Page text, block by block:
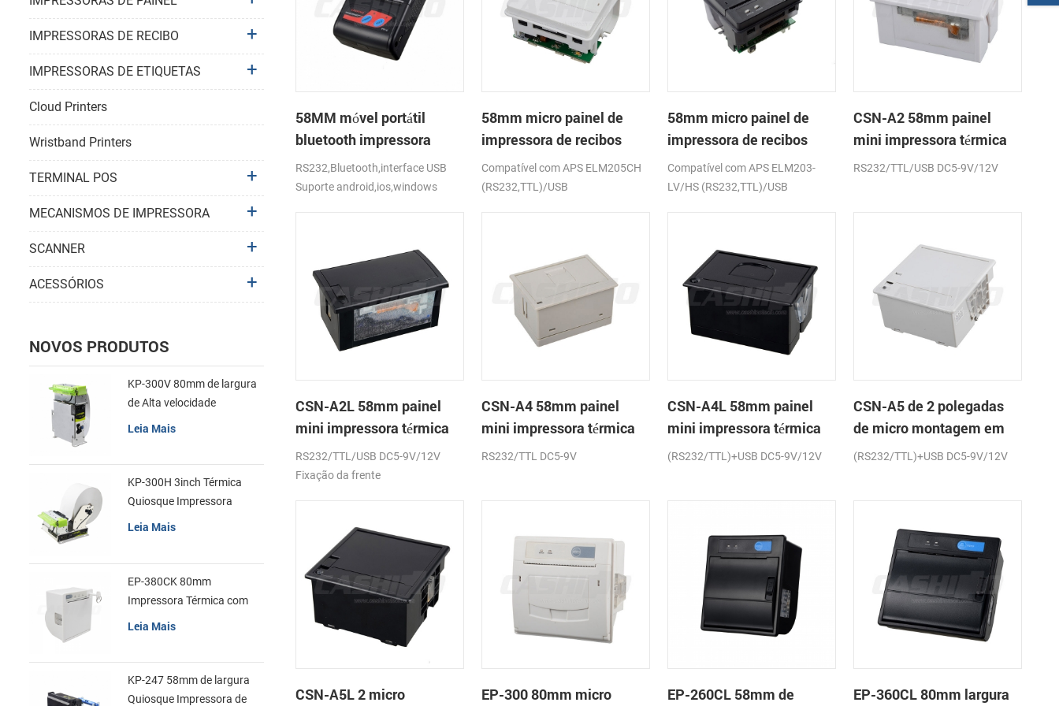
58MM móvel portátil
bluetooth impressora
térmica PTP-II
RS232,Bluetooth,interface USB
Suporte android,ios,windows
58mm micro painel de
impressora de recibos
térmica CSN-A1
Compatível com APS ELM205CH
(RS232,TTL)/USB
58mm micro painel de
impressora de recibos
térmica CSN-A1K
Compatível com APS ELM203-
LV/HS (RS232,TTL)/USB
CSN-A2 58mm painel
mini impressora térmica
de recibos
RS232/TTL/USB DC5-9V/12V
CSN-A2L 58mm painel
mini impressora térmica
de recibos
RS232/TTL/USB DC5-9V/12V
Fixação da frente
CSN-A4 58mm painel
mini impressora térmica
de recibos
RS232/TTL DC5-9V
CSN-A4L 58mm painel
mini impressora térmica
de recibos
(RS232/TTL)+USB DC5-9V/12V
CSN-A5 de 2 polegadas
de micro montagem em
painel impressora térmica
(RS232/TTL)+USB DC5-9V/12V
CSN-A5L 2 micro
EP-300 80mm micro
EP-260CL 58mm de
EP-360CL 80mm largura
IMPRESSORAS DE RECIBO
IMPRESSORAS DE ETIQUETAS
Cloud Printers
Wristband Printers
TERMINAL POS
MECANISMOS DE IMPRESSORA
SCANNER
ACESSÓRIOS
NOVOS PRODUTOS
KP-300V 80mm de largura
de Alta velocidade
Quiosque Impressora
Leia Mais
KP-300H 3inch Térmica
Quiosque Impressora
Módulo de
Leia Mais
EP-380CK 80mm
Impressora Térmica com
Tampa de Bloqueio
Leia Mais
KP-247 58mm de largura
Quiosque Impressora de